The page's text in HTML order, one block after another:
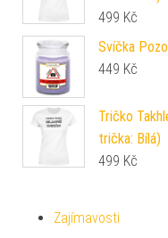
499 Kč
Svíčka
449 Kč
Tričko
trička: Bílá)
499 Kč
Zajímavosti